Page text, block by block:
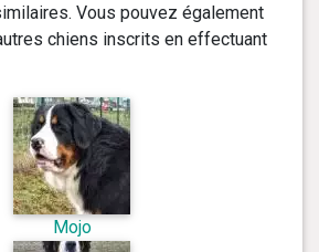
Vous pouvez également
chiens inscrits en effectuant
Mojo